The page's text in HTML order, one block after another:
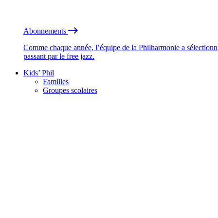
Abonnements
Comme chaque année, l’équipe de la Philharmonie a
passant par le free jazz.
Kids’ Phil
Familles
Groupes scolaires